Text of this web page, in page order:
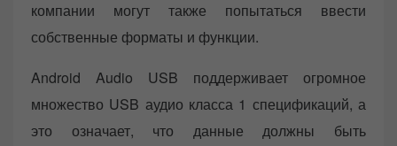
компании могут также попытаться ввести
собственные форматы и функции.
Android Audio USB поддерживает огромное
множество USB аудио класса 1 спецификаций, а
это означает, что данные должны быть